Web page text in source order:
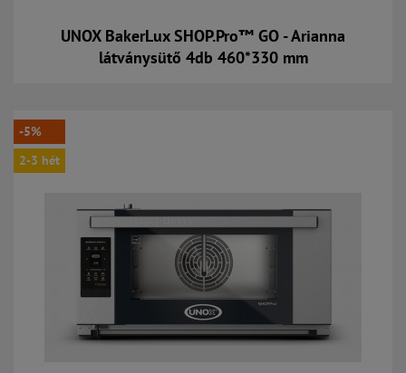
UNOX BakerLux SHOP.Pro™ GO - Arianna
látványsütő 4db 460*330 mm
Kosárba
-5%
2-3 hét